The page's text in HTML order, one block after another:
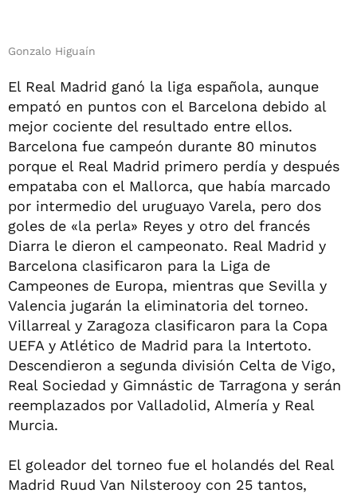
Gonzalo Higuaín
El Real Madrid ganó la liga española, aunque
empató en puntos con el Barcelona debido al
mejor cociente del resultado entre ellos.
Barcelona fue campeón durante 80 minutos
porque el Real Madrid primero perdía y después
empataba con el Mallorca, que había marcado
por intermedio del uruguayo Varela, pero dos
goles de «la perla» Reyes y otro del francés
Diarra le dieron el campeonato. Real Madrid y
Barcelona clasificaron para la Liga de
Campeones de Europa, mientras que Sevilla y
Valencia jugarán la eliminatoria del torneo.
Villarreal y Zaragoza clasificaron para la Copa
UEFA y Atlético de Madrid para la Intertoto.
Descendieron a segunda división Celta de Vigo,
Real Sociedad y Gimnástic de Tarragona y serán
reemplazados por Valladolid, Almería y Real
Murcia.
El goleador del torneo fue el holandés del Real
Madrid Ruud Van Nilsterooy con 25 tantos,